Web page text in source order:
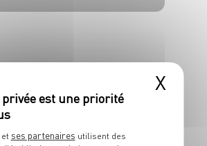
de foie
X
et ses partenaires utilisent des